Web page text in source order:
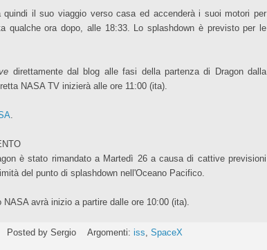
quindi il suo viaggio verso casa ed accenderà i suoi motori per
qualche ora dopo, alle 18:33. Lo splashdown è previsto per le
direttamente dal blog alle fasi della partenza di Dragon dalla
NASA TV inizierà alle ore 11:00 (ita).
è stato rimandato a Martedì 26 a causa di cattive previsioni
del punto di splashdown nell'Oceano Pacifico.
NASA avrà inizio a partire dalle ore 10:00 (ita).
Posted by Sergio Argomenti:iss ,SpaceX